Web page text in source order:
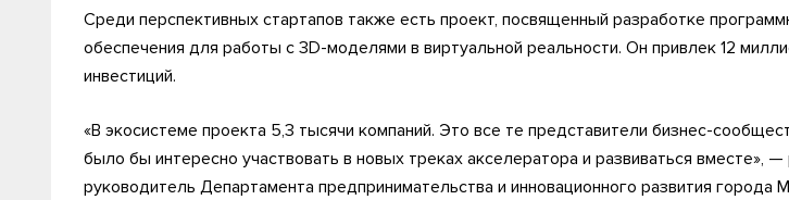
Среди перспективных стартапов также есть проект, посвященный разработке
обеспечения для работы с 3D-моделями в виртуальной реальности. Он привлек 12
инвестиций.
«В экосистеме проекта 5,3 тысячи компаний. Это все те представители бизнес-
было бы интересно участвовать в новых треках акселератора и развиваться вместе», —
руководитель Департамента предпринимательства и инновационного развития города